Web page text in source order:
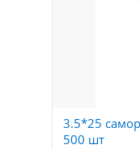
3.5*25
500 шт